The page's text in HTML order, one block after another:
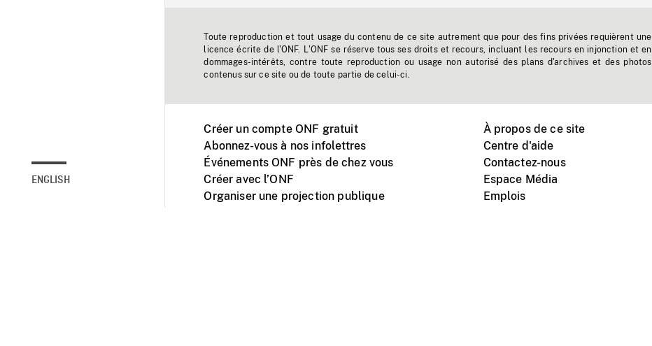
ENGLISH
Toute reproduction et tout usage du contenu de ce site autrement que pour des fins privées requièrent une
licence écrite de l'ONF. L'ONF se réserve tous ses droits et recours, incluant les recours en injonction et en
dommages-intérêts, contre toute reproduction ou usage non autorisé des plans d'archives et des photos
contenus sur ce site ou de toute partie de celui-ci.
Créer un compte ONF gratuit
Abonnez-vous à nos infolettres
Événements ONF près de chez vous
Créer avec l’ONF
Organiser une projection publique
À propos de ce site
Centre d'aide
Contactez-nous
Espace Média
Emplois